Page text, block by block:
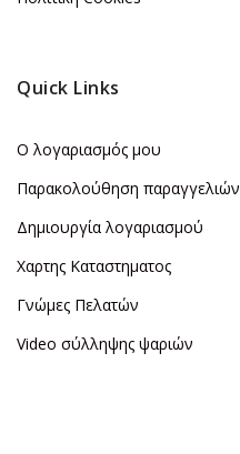
Quick Links
Ο λογαριασμός μου
Παρακολούθηση παραγγελιών
Δημιουργία λογαριασμού
Χαρτης Καταστηματος
Γνώμες Πελατών
Video σύλληψης ψαριών